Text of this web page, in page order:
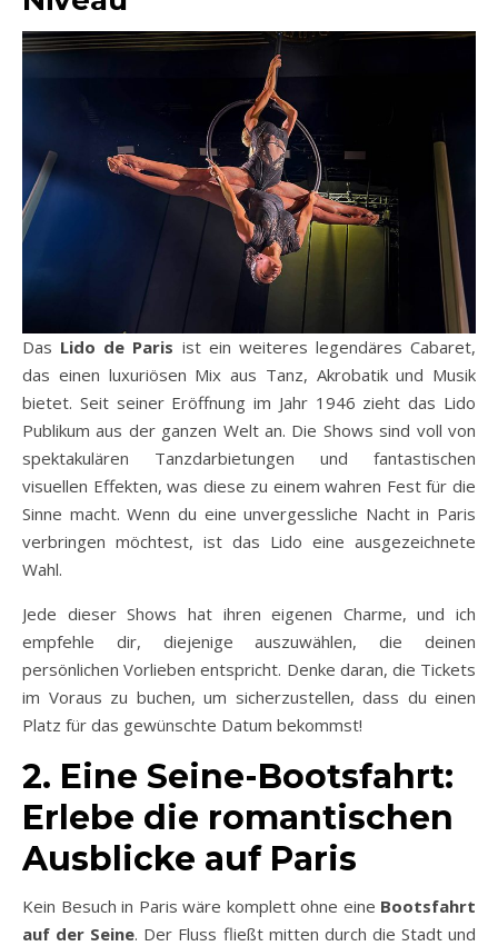
Das Lido de Paris ist ein weiteres legendäres Cabaret,
das einen luxuriösen Mix aus Tanz, Akrobatik und Musik
bietet. Seit seiner Eröffnung im Jahr 1946 zieht das Lido
Publikum aus der ganzen Welt an. Die Shows sind voll von
spektakulären Tanzdarbietungen und fantastischen
visuellen Effekten, was diese zu einem wahren Fest für die
Sinne macht. Wenn du eine unvergessliche Nacht in Paris
verbringen möchtest, ist das Lido eine ausgezeichnete
Wahl.
Jede dieser Shows hat ihren eigenen Charme, und ich
empfehle dir, diejenige auszuwählen, die deinen
persönlichen Vorlieben entspricht. Denke daran, die Tickets
im Voraus zu buchen, um sicherzustellen, dass du einen
Platz für das gewünschte Datum bekommst!
2. Eine Seine-Bootsfahrt:
Erlebe die romantischen
Ausblicke auf Paris
Kein Besuch in Paris wäre komplett ohne eine Bootsfahrt
auf der Seine. Der Fluss fließt mitten durch die Stadt und